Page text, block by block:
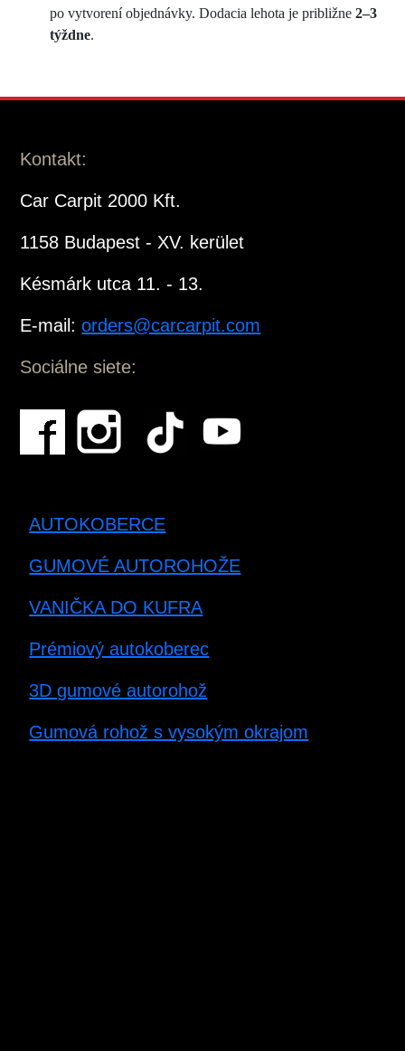
po vytvorení objednávky. Dodacia lehota je približne 2–3
týždne.
Kontakt:
Car Carpit 2000 Kft.
1158 Budapest - XV. kerület
Késmárk utca 11. - 13.
E-mail:orders@carcarpit.com
Sociálne siete:
AUTOKOBERCE
GUMOVÉ AUTOROHOŽE
VANIČKA DO KUFRA
Prémiový autokoberec
3D gumové autorohož
Gumová rohož s vysokým okrajom